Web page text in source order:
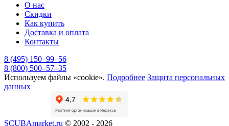
О нас
Скидки
Как купить
Доставка и оплата
Контакты
8 (495) 150–99–56
8 (800) 500–57–35
Используем файлы «cookie». Подробнее Защита персональных
данных
SCUBAmarket.ru © 2002 - 2026